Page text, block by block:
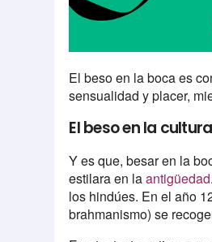
El beso en la boca es
sensualidad y placer,
El beso en la
Y es que, besar en la
estilara en laantigüedad
los hindúes. En el año
brahmanismo) se